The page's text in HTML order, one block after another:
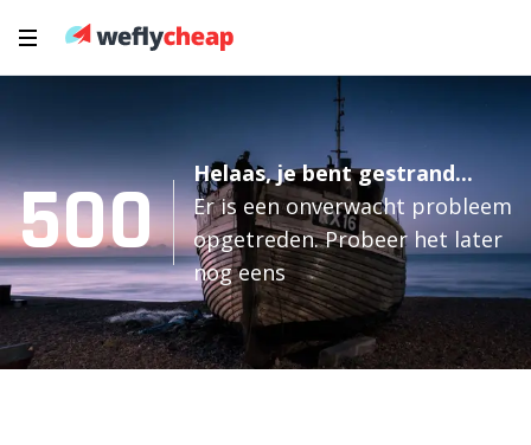
500
Helaas, je bent gestrand...
Er is een onverwacht probleem
opgetreden. Probeer het later
nog eens